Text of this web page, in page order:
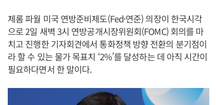
제롬 파월 미국 연방준비제도(Fed·연준) 의장이 한국시각
으로 2일 새벽 3시 연방공개시장위원회(FOMC) 회의를 마
치고 진행한 기자회견에서 통화정책 방향 전환의 분기점이
라 할 수 있는 물가 목표치 ‘2%’를 달성하는 데 아직 시간이
필요하다면서 한 말이다.